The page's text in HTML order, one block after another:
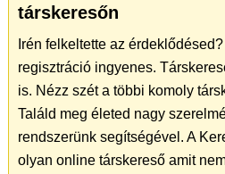
társkeresőn
Irén felkeltette az
regisztráció ingyenes.
is. Nézz szét a többi komoly
Találd meg életed nagy
rendszerünk segítségével. A
olyan online társkereső amit